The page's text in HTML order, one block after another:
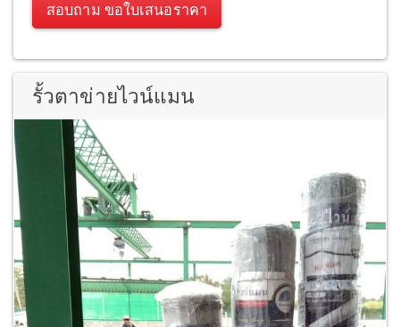
สอบถาม ขอใบเสนอราคา
รั้วตาข่ายไวน์แมน